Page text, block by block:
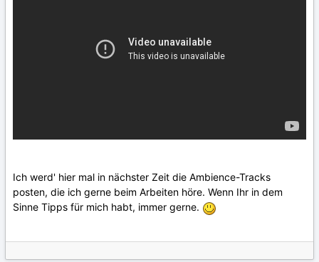
Ich werd' hier mal in nächster Zeit die Ambience-Tracks
posten, die ich gerne beim Arbeiten höre. Wenn Ihr in dem
Sinne Tipps für mich habt, immer gerne.